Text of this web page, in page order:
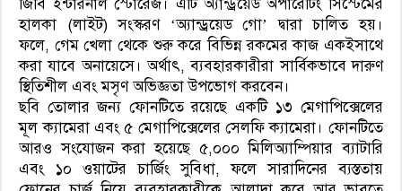
হালকা (লাইট) সংস্করণ ‘অ্যান্ড্রয়েড গো’ দ্বারা চালিত হয়।
ফলে, গেম খেলা থেকে শুরু করে বিভিন্ন রকমের কাজ একইসাথে
করা যাবে অনায়েসে। অর্থাৎ, ব্যবহারকারীরা সার্বিকভাবে দারুণ
স্থিতিশীল এবং মসৃণ অভিজ্ঞতা উপভোগ করবেন।
ছবি তোলার জন্য ফোনটিতে রয়েছে একটি ১৩ মেগাপিক্সেলের
মূল ক্যামেরা এবং ৫ মেগাপিক্সেলের সেলফি ক্যামেরা। ফোনটিতে
আরও সংযোজন করা হয়েছে ৫,০০০ মিলিঅ্যাম্পিয়ার ব্যাটারি
এবং ১০ ওয়াটের চার্জিং সুবিধা, ফলে সারাদিনের ব্যস্ততায়